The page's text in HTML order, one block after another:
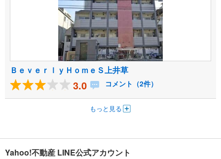
ＢｅｖｅｒｌｙＨｏｍｅＳ上井草
3.0 コメント（2件）
もっと見る
Yahoo!不動産 LINE公式アカウント